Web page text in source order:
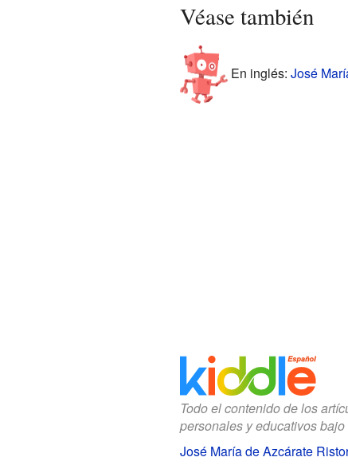
Véase también
En inglés: José
Todo el contenido de los
personales y educativos
José María de Azcárate